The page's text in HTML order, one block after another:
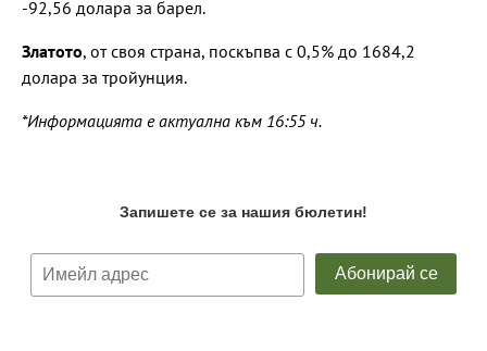
-92,56 долара за барел.
Златото, от своя страна, поскъпва с 0,5% до 1684,2
долара за тройунция.
*Информацията е актуална към 16:55 ч.